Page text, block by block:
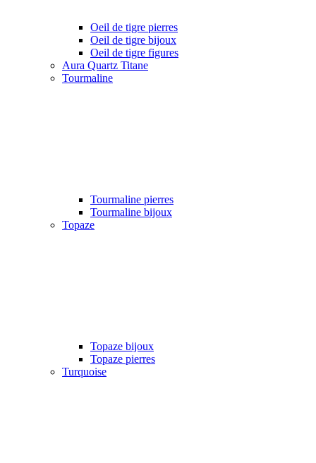
Oeil de tigre pierres
Oeil de tigre bijoux
Oeil de tigre figures
Aura Quartz Titane
Tourmaline
Tourmaline pierres
Tourmaline bijoux
Topaze
Topaze bijoux
Topaze pierres
Turquoise